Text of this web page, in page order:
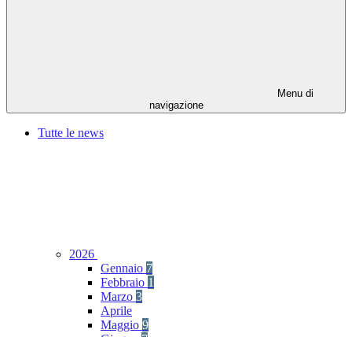
Menu di
navigazione
Tutte le news
2026
Gennaio 7
Febbraio 1
Marzo 3
Aprile
Maggio 9